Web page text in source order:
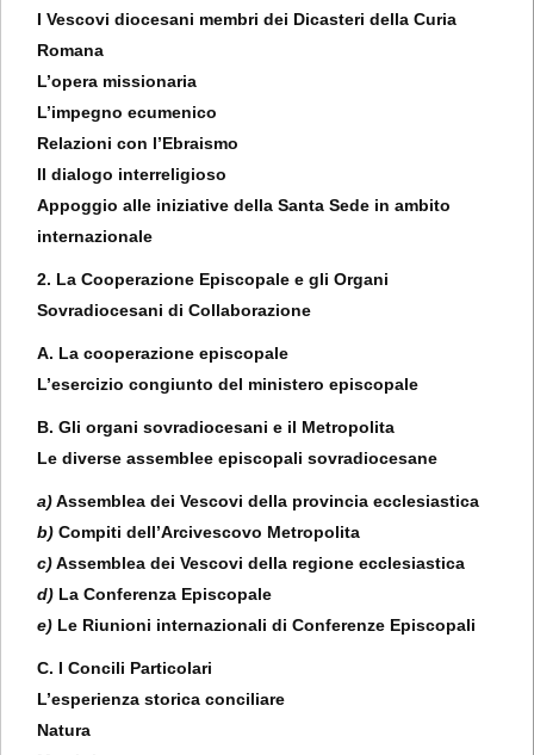
I Vescovi diocesani membri dei Dicasteri della Curia
Romana
L’opera missionaria
L’impegno ecumenico
Relazioni con l’Ebraismo
Il dialogo interreligioso
Appoggio alle iniziative della Santa Sede in ambito
internazionale
2. La Cooperazione Episcopale e gli Organi
Sovradiocesani di Collaborazione
A. La cooperazione episcopale
L’esercizio congiunto del ministero episcopale
B. Gli organi sovradiocesani e il Metropolita
Le diverse assemblee episcopali sovradiocesane
a)Assemblea dei Vescovi della provincia ecclesiastica
b) Compiti dell’Arcivescovo Metropolita
c)Assemblea dei Vescovi della regione ecclesiastica
d) La Conferenza Episcopale
e) Le Riunioni internazionali di Conferenze Episcopali
C. I Concili Particolari
L’esperienza storica conciliare
Natura